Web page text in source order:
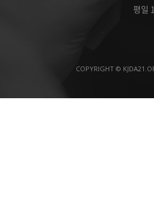
평일
COPYRIGHT ©